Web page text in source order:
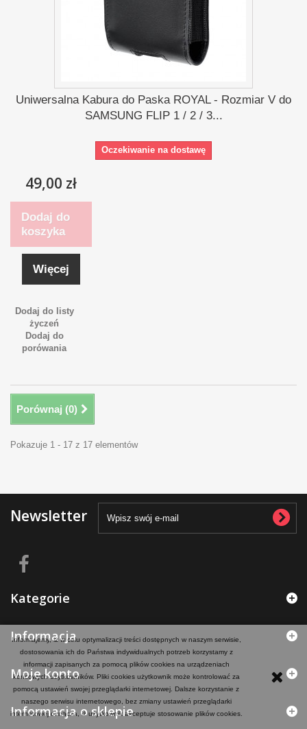
Informujemy, iż w celu optymalizacji treści dostępnych w naszym serwisie,
dostosowania ich do Państwa indywidualnych potrzeb korzystamy z
informacji zapisanych za pomocą plików cookies na urządzeniach
końcowych użytkowników. Pliki cookies użytkownik może kontrolować za
pomocą ustawień swojej przeglądarki internetowej. Dalsze korzystanie z
naszego serwisu internetowego, bez zmiany ustawień przeglądarki
internetowej oznacza, iż użytkownik akceptuje stosowanie plików cookies.
Uniwersalna Kabura do Paska ROYAL - Rozmiar V do
SAMSUNG FLIP 1 / 2 / 3...
Oczekiwanie na dostawę
49,00 zł
Dodaj do
koszyka
Więcej
Dodaj do listy
życzeń
Dodaj do
porówania
Porównaj (0)
Pokazuje 1 - 17 z 17 elementów
Newsletter
Kategorie
Informacja
Moje konto
Informacja o sklepie